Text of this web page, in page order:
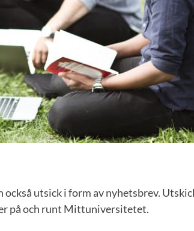
utsick i form av nyhetsbrev.
på och runt Mittuniversitetet.